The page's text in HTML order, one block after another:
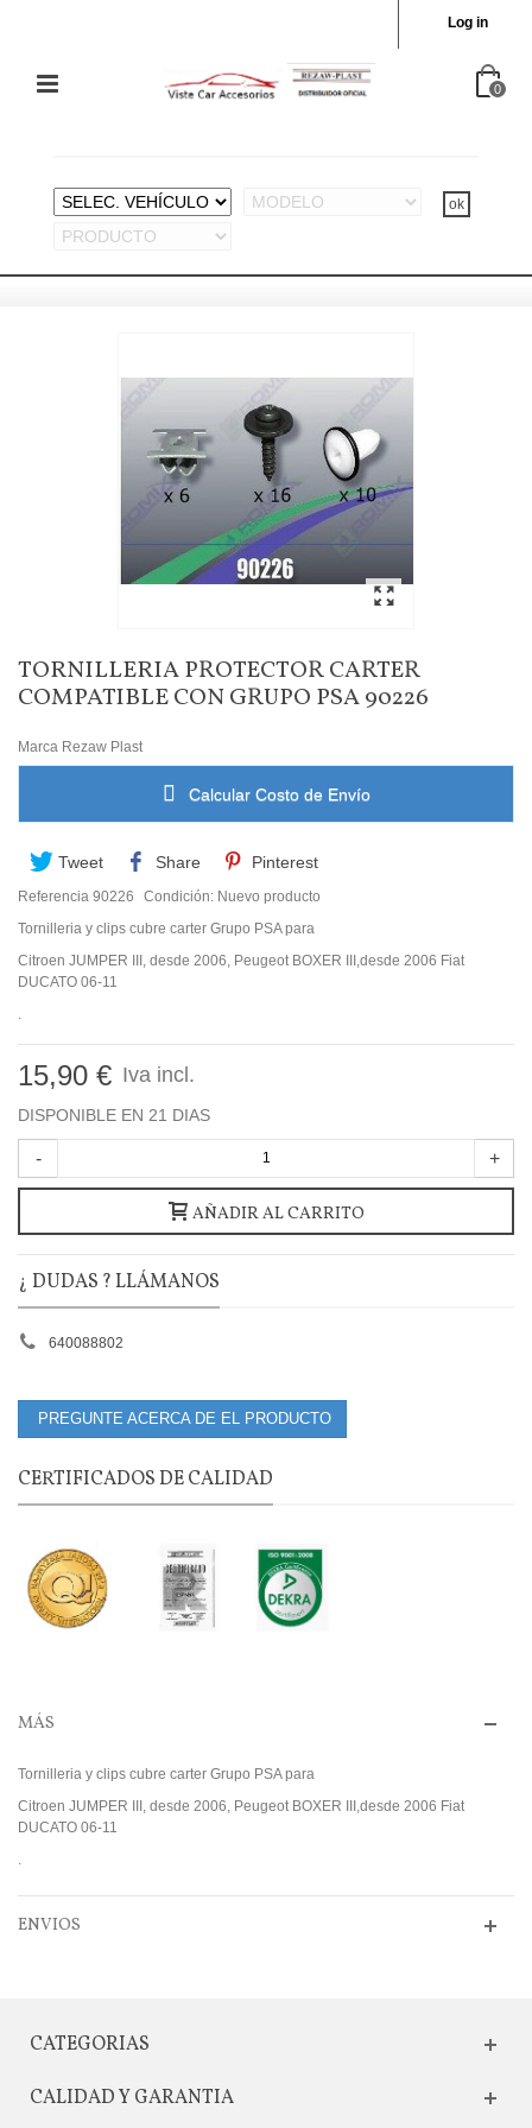
Log in
0
TORNILLERIA PROTECTOR CARTER
COMPATIBLE CON GRUPO PSA 90226
Marca Rezaw Plast
Calcular Costo de Envío
Tweet Share Pinterest
Referencia 90226 Condición: Nuevo producto
Tornilleria y clips cubre carter Grupo PSA para
Citroen JUMPER III, desde 2006, Peugeot BOXER III,desde 2006 Fiat
DUCATO 06-11
.
15,90 € Iva incl.
DISPONIBLE EN 21 DIAS
- +
AÑADIR AL CARRITO
¿ DUDAS ? LLÁMANOS
640088802
PREGUNTE ACERCA DE EL PRODUCTO
CERTIFICADOS DE CALIDAD
MÁS
Tornilleria y clips cubre carter Grupo PSA para
Citroen JUMPER III, desde 2006, Peugeot BOXER III,desde 2006 Fiat
DUCATO 06-11
.
ENVIOS
CATEGORIAS
CALIDAD Y GARANTIA